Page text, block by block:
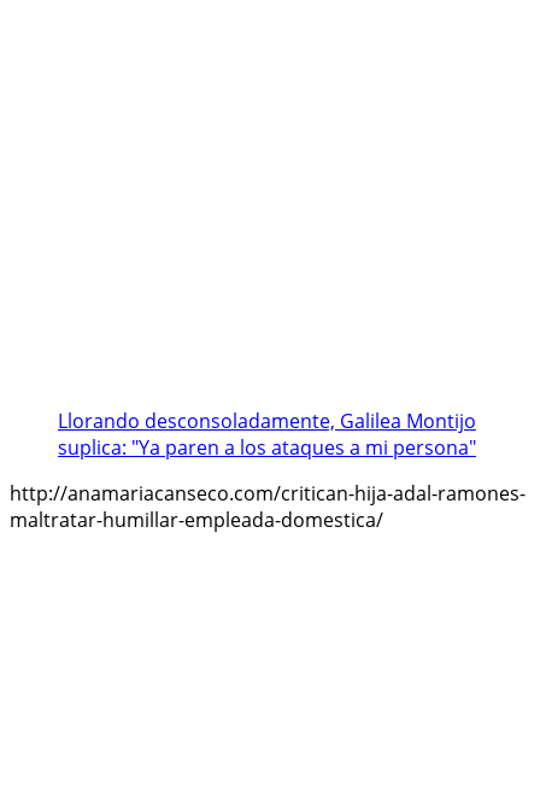
Llorando desconsoladamente, Galilea Montijo
suplica: "Ya paren a los ataques a mi persona"
http://anamariacanseco.com/critican-hija-adal-ramones-
maltratar-humillar-empleada-domestica/